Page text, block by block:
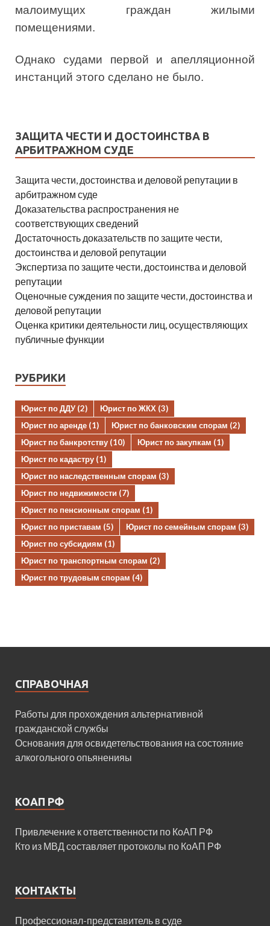
малоимущих граждан жилыми
помещениями.
Однако судами первой и апелляционной
инстанций этого сделано не было.
ЗАЩИТА ЧЕСТИ И ДОСТОИНСТВА В
АРБИТРАЖНОМ СУДЕ
Защита чести, достоинства и деловой репутации в
арбитражном суде
Доказательства распространения не
соответствующих сведений
Достаточность доказательств по защите чести,
достоинства и деловой репутации
Экспертиза по защите чести, достоинства и деловой
репутации
Оценочные суждения по защите чести, достоинства и
деловой репутации
Оценка критики деятельности лиц, осуществляющих
публичные функции
РУБРИКИ
Юрист по ДДУ (2) Юрист по ЖКХ (3)
Юрист по аренде (1) Юрист по банковским спорам (2)
Юрист по банкротству (10) Юрист по закупкам (1)
Юрист по кадастру (1)
Юрист по наследственным спорам (3)
Юрист по недвижимости (7)
Юрист по пенсионным спорам (1)
Юрист по приставам (5) Юрист по семейным спорам (3)
Юрист по субсидиям (1)
Юрист по транспортным спорам (2)
Юрист по трудовым спорам (4)
СПРАВОЧНАЯ
Работы для прохождения альтернативной
гражданской службы
Основания для освидетельствования на состояние
алкогольного опьяненияы
КОАП РФ
Привлечение к ответственности по КоАП РФ
Кто из МВД составляет протоколы по КоАП РФ
КОНТАКТЫ
Профессионал-представитель в суде